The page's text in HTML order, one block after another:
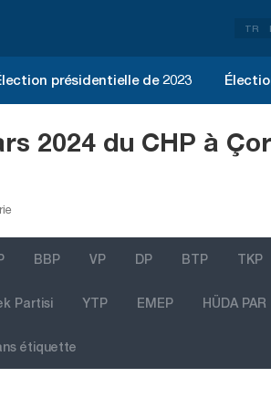
TR
présidentielle de 2023
2024 du CHP à
BBP VP DP BTP TKP
Partisi YTP EMEP HÜDA PAR
étiquette